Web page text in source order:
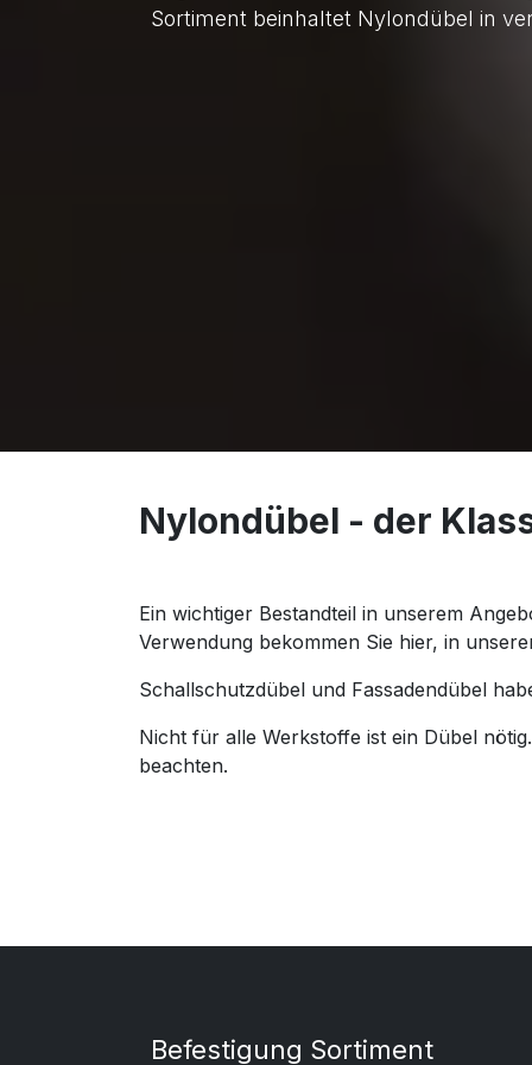
Sortiment beinhaltet Nylondübel in
Nylondübel - der
Ein wichtiger Bestandteil in unserem
Verwendung bekommen Sie hier, in
Schallschutzdübel und Fassadendübel
Nicht für alle Werkstoffe ist ein Dübel
beachten.
Befestigung Sortiment